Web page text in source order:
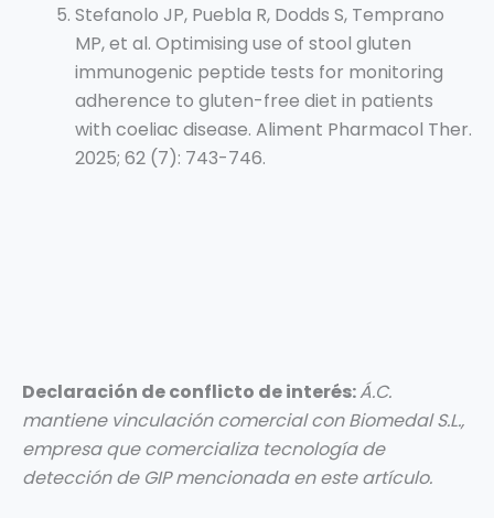
Stefanolo JP, Puebla R, Dodds S, Temprano
MP, et al. Optimising use of stool gluten
immunogenic peptide tests for monitoring
adherence to gluten-free diet in patients
with coeliac disease. Aliment Pharmacol Ther.
2025; 62 (7): 743-746.
Declaración de conflicto de interés:Á.C.
mantiene vinculación comercial con Biomedal S.L.,
empresa que comercializa tecnología de
detección de GIP mencionada en este artículo.